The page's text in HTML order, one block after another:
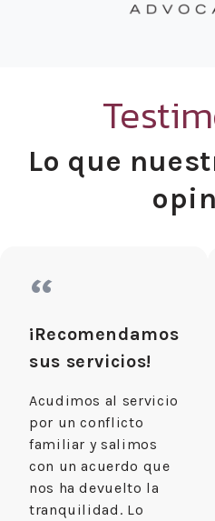
Lo que
“
¡Recomendamos
sus servicios!
Acudimos al servicio
por un conflicto
familiar y salimos
con un acuerdo que
nos ha devuelto la
tranquilidad. Lo